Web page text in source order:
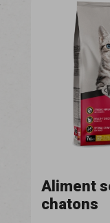
Aliment
chatons